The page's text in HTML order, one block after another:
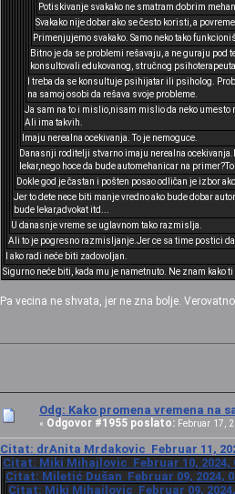
Potiskivanje svakako ne smatram dobrim
Svakako nije dobar ako se često koristi, a
Primenjujemo svakako. Samo neko tako
Bitno je da se problemi rešavaju, a ne guraju pod
konsultovali edukovanog, stručnog
I treba da se konsultuje psihijatar ili psiholog.
na samoj osobi da rešava svoje probleme.
Ja sam na to i mislio,nisam mislio da neko umesto
Ali ima takvih.
Imaju nerealna ocekivanja. To je nemoguce.
Danasnji roditelji stvarno imaju nerealna
lekar,nego hoce da bude automehanicar na
Dokle god je častan i pošten posao odličan je izbor
Jer to dete nece biti manje vredno ako bude dobar
bude lekar,advokat itd...
U danasnje vreme se uglavnom tako razmislja.
Ali to je pogresno razmisljanje.Jer ce sa time postici
I ako radi neće biti zadovoljan.
Sigurno neće biti, kada mu je nametnuto. Ne znam kako
Pa vecina ne shvata, jer ne zna bolje.
Odg: Kako promena vremena na
« Odgovor #1955 poslato: Februar 17,
Citat: drAnita Mrdakovic Februar 11,
Citat: Miki Mihajlovic Februar 10, 2024,
Citat: Miletić Dušan Februar 09, 2024,
Citat: Miki Mihajlovic Februar 09, 2024,